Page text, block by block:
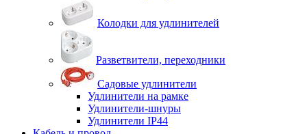
Колодки для удлинителей
Разветвители, переходники
Садовые удлинители
Удлинители на рамке
Удлинители-шнуры
Удлинители IP44